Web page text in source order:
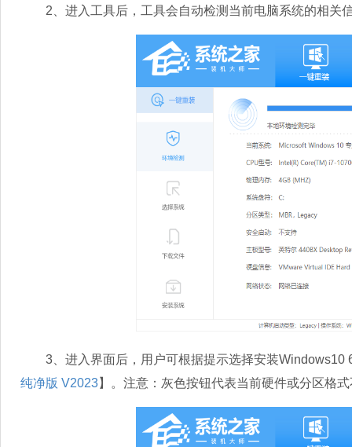
2、进入工具后，工具会自动检测当前电脑系统的相关
3、进入界面后，用户可根据提示选择安装Windows10
纯净版 V2023】。注意：灰色按钮代表当前硬件或分区格